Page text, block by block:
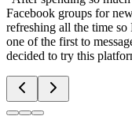
Facebook groups for
refreshing all the time
one of the first to
decided to try this